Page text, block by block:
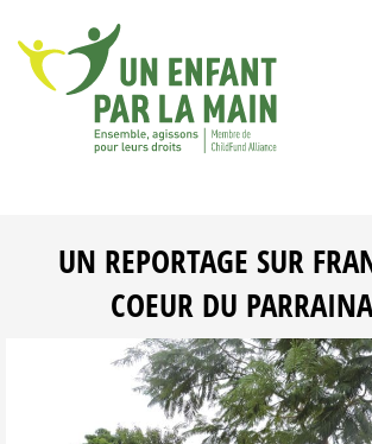
UN REPORTAGE SUR
COEUR DU